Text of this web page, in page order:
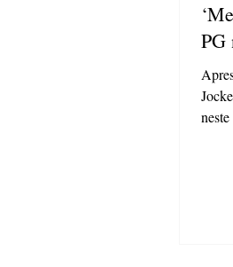
PG